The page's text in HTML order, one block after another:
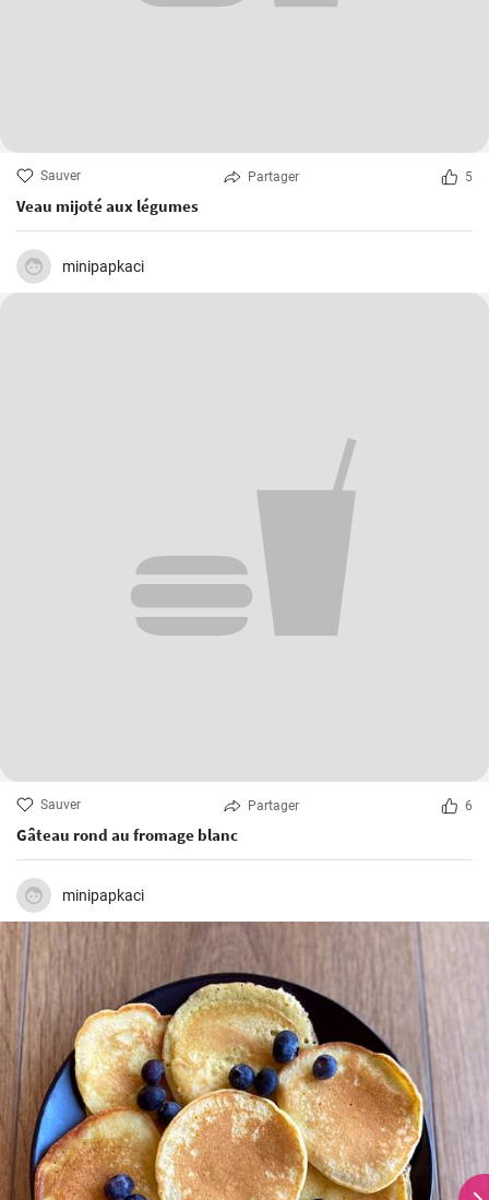
Sauver Partager 5
Veau mijoté aux légumes
minipapkaci
Sauver Partager 6
Gâteau rond au fromage blanc
minipapkaci